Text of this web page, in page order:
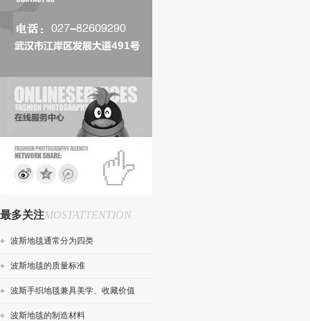
最多关注MOSTATTENTION
波斯地毯通常分为四类
波斯地毯的质量标准
波斯手织地毯兼具美学、收藏价值
波斯地毯的制造材料